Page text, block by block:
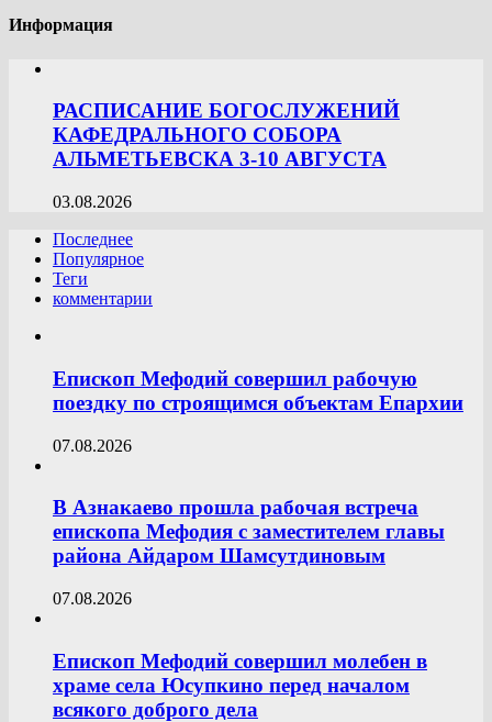
Информация
РАСПИСАНИЕ БОГОСЛУЖЕНИЙ
КАФЕДРАЛЬНОГО СОБОРА
АЛЬМЕТЬЕВСКА 3-10 АВГУСТА
03.08.2026
Последнее
Популярное
Теги
комментарии
Епископ Мефодий совершил рабочую
поездку по строящимся объектам Епархии
07.08.2026
В Азнакаево прошла рабочая встреча
епископа Мефодия с заместителем главы
района Айдаром Шамсутдиновым
07.08.2026
Епископ Мефодий совершил молебен в
храме села Юсупкино перед началом
всякого доброго дела